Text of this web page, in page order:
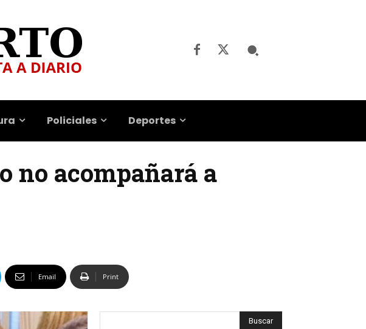
Policiales Deportes
no acompañará a
Email Print